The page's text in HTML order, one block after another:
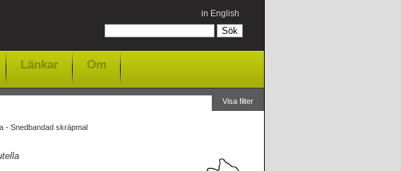
in English
Länkar Om
Visa filter
- Snedbandad skräpmal